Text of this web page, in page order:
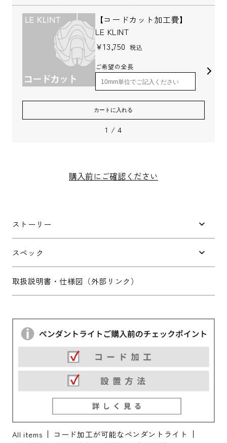
お名前(ふりがな) *
*必須項目
Next
【コードカット加工費】
LE KLINT
¥13,750 税込
ご希望の全長
カートに入れる
1 / 4
購入前にご確認ください
ストーリー
スペック
取扱説明書・仕様図（外部リンク）
All items
コード加工が可能なペンダントライト